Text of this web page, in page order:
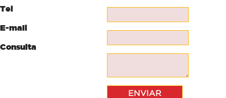
Tel
E-mail
Consulta
ENVIAR